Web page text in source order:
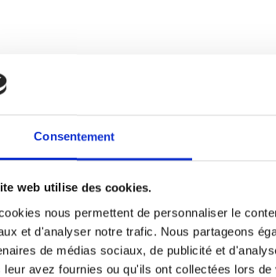
Consentement
web utilise des cookies.
nous permettent de personnaliser le
et d'analyser notre trafic. Nous partageons
de médias sociaux, de publicité et
leur avez fournies ou qu'ils ont collectées lors